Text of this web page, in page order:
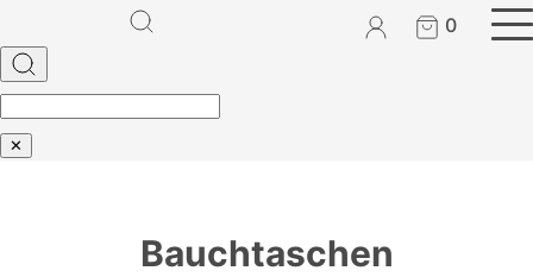
0
✕
Bauchtaschen